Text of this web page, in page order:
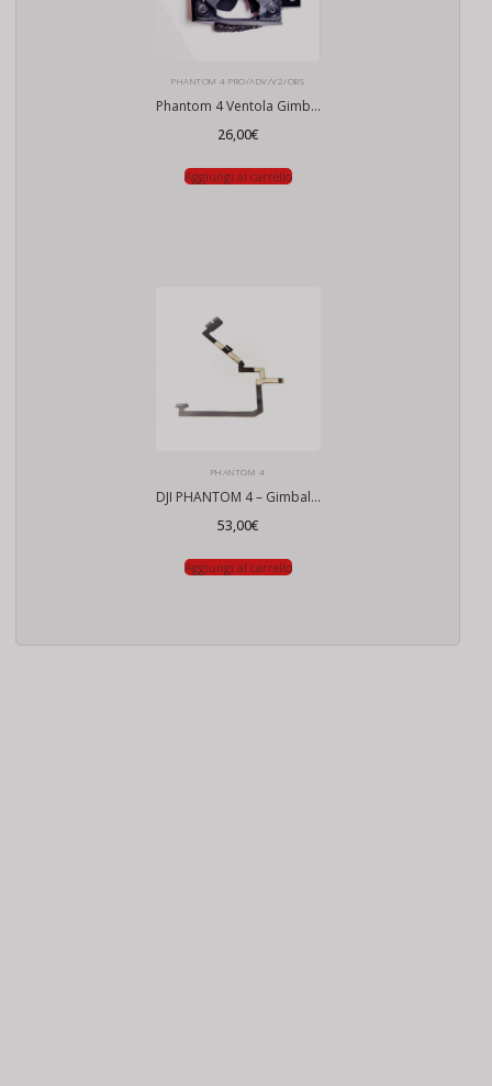
PHANTOM 4 PRO/ADV/V2/OBS
Phantom 4 Ventola Gimbal
26,00€
Aggiungi al carrello
PHANTOM 4
DJI PHANTOM 4 – Gimbal cavo flat
53,00€
Aggiungi al carrello